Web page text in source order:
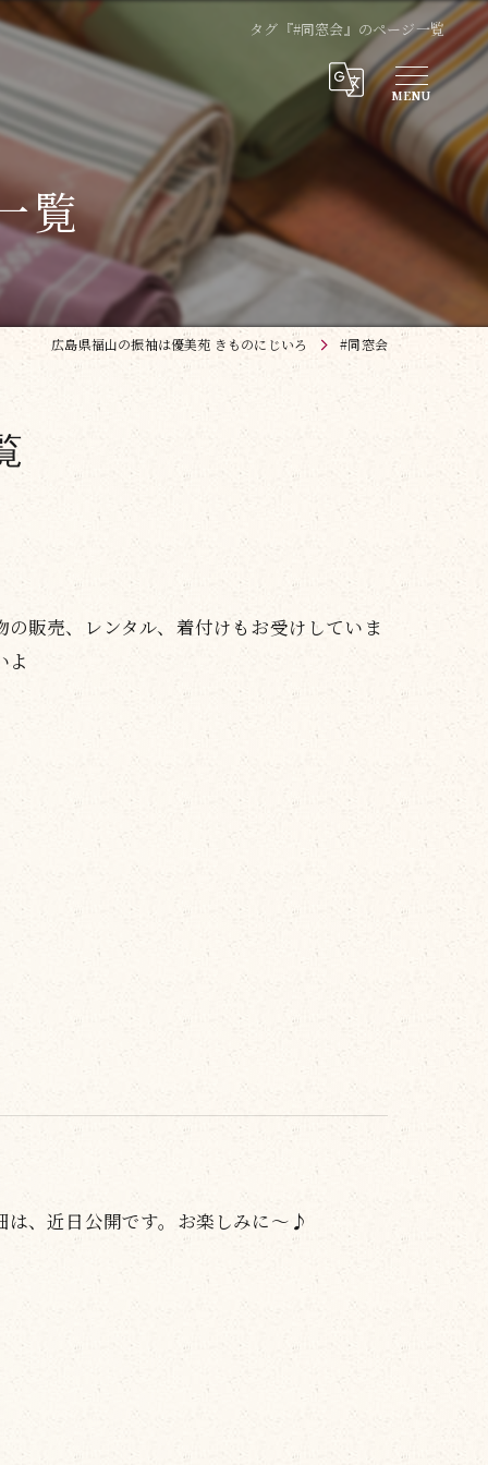
タグ『#同窓会』のページ一覧
覧
広島県福山の振袖は優美苑 きものにじいろ #同窓会
販売、レンタル、着付けもお受けしていま
よ
、近日公開です。お楽しみに～♪